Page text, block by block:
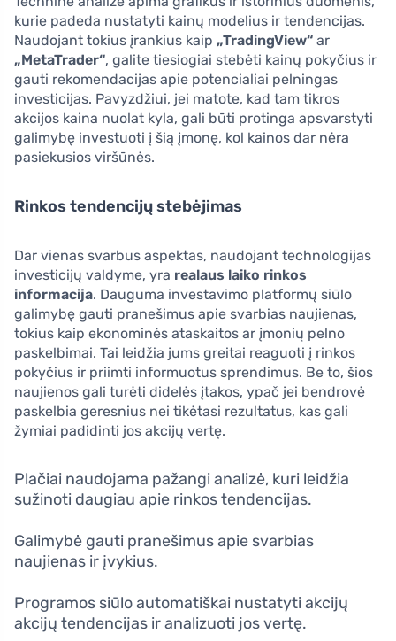
kurie padeda nustatyti kainų modelius ir tendencijas.
Naudojant tokius įrankius kaip „TradingView“ ar
„MetaTrader“, galite tiesiogiai stebėti kainų pokyčius ir
gauti rekomendacijas apie potencialiai pelningas
investicijas. Pavyzdžiui, jei matote, kad tam tikros
akcijos kaina nuolat kyla, gali būti protinga apsvarstyti
galimybę investuoti į šią įmonę, kol kainos dar nėra
pasiekusios viršūnės.
Rinkos tendencijų stebėjimas
Dar vienas svarbus aspektas, naudojant technologijas
investicijų valdyme, yra realaus laiko rinkos
informacija. Dauguma investavimo platformų siūlo
galimybę gauti pranešimus apie svarbias naujienas,
tokius kaip ekonominės ataskaitos ar įmonių pelno
paskelbimai. Tai leidžia jums greitai reaguoti į rinkos
pokyčius ir priimti informuotus sprendimus. Be to, šios
naujienos gali turėti didelės įtakos, ypač jei bendrovė
paskelbia geresnius nei tikėtasi rezultatus, kas gali
žymiai padidinti jos akcijų vertę.
Plačiai naudojama pažangi analizė, kuri leidžia
sužinoti daugiau apie rinkos tendencijas.
Galimybė gauti pranešimus apie svarbias
naujienas ir įvykius.
Programos siūlo automatiškai nustatyti akcijų
akcijų tendencijas ir analizuoti jos vertę.